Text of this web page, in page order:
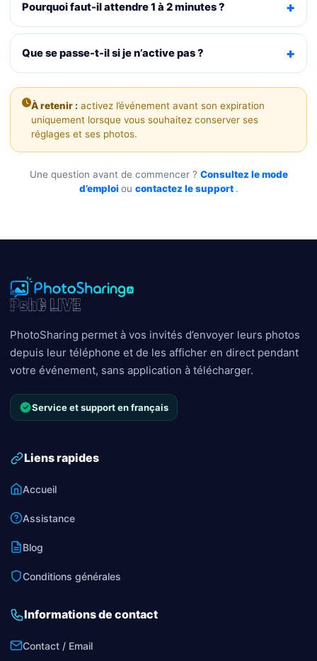
Pourquoi faut-il attendre 1 à 2 minutes ?
Que se passe-t-il si je n’active pas ?
À retenir : activez l’événement avant son expiration
uniquement lorsque vous souhaitez conserver ses
réglages et ses photos.
Une question avant de commencer ? Consultez le mode
d’emploi ou contactez le support .
PhotoSharing permet à vos invités d’envoyer leurs photos
depuis leur téléphone et de les afficher en direct pendant
votre événement, sans application à télécharger.
Service et support en français
Liens rapides
Accueil
Assistance
Blog
Conditions générales
Informations de contact
Contact / Email